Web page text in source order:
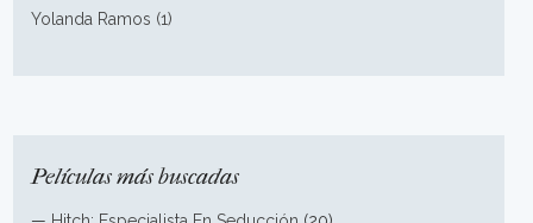
Yolanda Ramos (1)
Películas más buscadas